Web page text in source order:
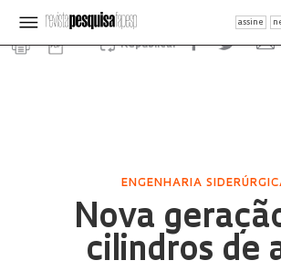
assine
Republicar
ENGENHARIA
Nova
cilindros de